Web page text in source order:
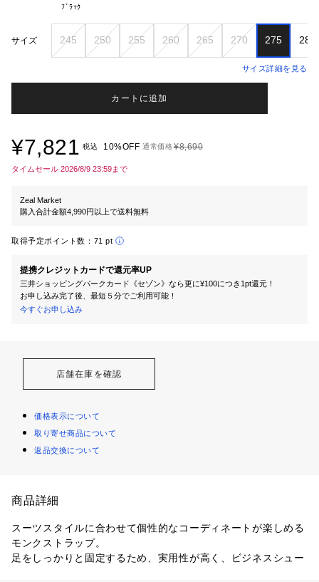
ﾌﾞﾗｯｸ
サイズ 245 250 255 260 265 270 275 280
サイズ詳細を見る
カートに追加
¥7,821 税込 10%OFF 通常価格¥8,690
タイムセール 2026/8/9 23:59まで
Zeal Market
購入合計金額4,990円以上で送料無料
取得予定ポイント数： 71 pt
提携クレジットカードで還元率UP
三井ショッピングパークカード《セゾン》なら更に¥100につき1pt還元！
お申し込み完了後、最短５分でご利用可能！
今すぐお申し込み
店舗在庫を確認
価格表示について
取り寄せ商品について
返品交換について
商品詳細
スーツスタイルに合わせて個性的なコーディネートが楽しめる
モンクストラップ。
足をしっかりと固定するため、実用性が高く、ビジネスシュー